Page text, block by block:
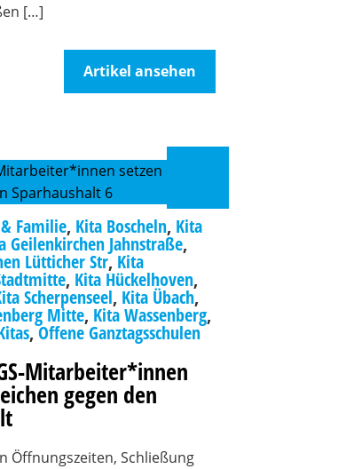
[…]
Artikel ansehen
Familie, Kita Boscheln, Kita
Geilenkirchen Jahnstraße,
Lütticher Str, Kita
, Kita Hückelhoven,
Scherpenseel, Kita Übach,
Mitte, Kita Wassenberg,
,Offene Ganztagsschulen
Mitarbeiter*innen
gegen den
Öffnungszeiten, Schließung